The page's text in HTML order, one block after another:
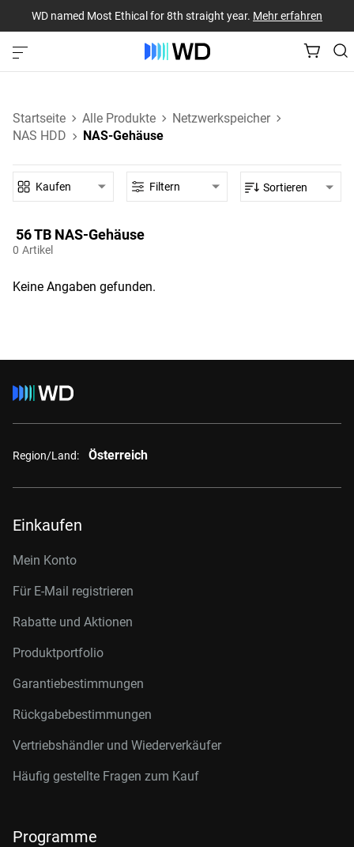
WD named Most Ethical for 8th straight year. Mehr erfahren
Startseite Alle Produkte
Netzwerkspeicher
NAS HDD
NAS-Gehäuse
56 TB‎ NAS-Gehäuse‎
0 Artikel
Kaufen Filtern Sortieren
Keine Angaben gefunden.
Region/Land: Österreich
Einkaufen
Mein Konto
Für E-Mail registrieren
Rabatte und Aktionen
Produktportfolio
Garantiebestimmungen
Rückgabebestimmungen
Vertriebshändler und Wiederverkäufer
Häufig gestellte Fragen zum Kauf
Programme